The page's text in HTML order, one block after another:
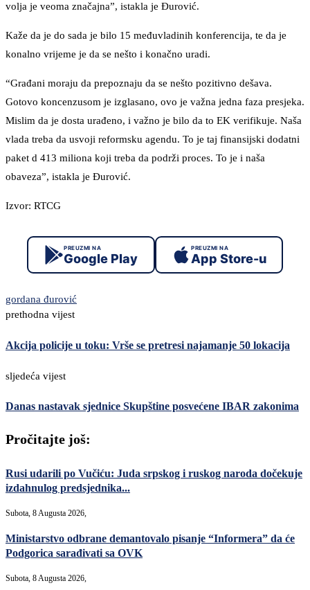
volja je veoma značajna”, istakla je Đurović.
Kaže da je do sada je bilo 15 međuvladinih konferencija, te da je
konalno vrijeme je da se nešto i konačno uradi.
“Građani moraju da prepoznaju da se nešto pozitivno dešava.
Gotovo koncenzusom je izglasano, ovo je važna jedna faza presjeka.
Mislim da je dosta urađeno, i važno je bilo da to EK verifikuje. Naša
vlada treba da usvoji reformsku agendu. To je taj finansijski dodatni
paket d 413 miliona koji treba da podrži proces. To je i naša
obaveza”, istakla je Đurović.
Izvor: RTCG
PREUZMI NA
Google Play
PREUZMI NA
App Store-u
gordana đurović
prethodna vijest
Akcija policije u toku: Vrše se pretresi najamanje 50 lokacija
sljedeća vijest
Danas nastavak sjednice Skupštine posvećene IBAR zakonima
Pročitajte još:
Rusi udarili po Vučiću: Juda srpskog i ruskog naroda dočekuje
izdahnulog predsjednika...
Subota, 8 Augusta 2026,
Ministarstvo odbrane demantovalo pisanje “Informera” da će
Podgorica sarađivati sa OVK
Subota, 8 Augusta 2026,